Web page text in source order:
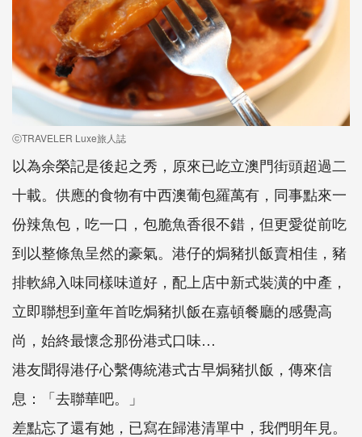
ⓒTRAVELER Luxe旅人誌
以為余榮記是後起之秀，原來已屹立澳門街頭超過二
十載。供應的食物有中西澳葡包羅萬有，同事點來一
份辣魚包，吃一口，包脆魚香很不錯，但更愛從前吃
到以整條魚呈然的豪氣。港仔的焗豬扒飯賣相佳，豬
排軟綿入味同樣味道好，配上店中新式裝潢的中產，
立即聯想到童年首吃焗豬扒飯在嘉頓餐廳的感覺高
尚，始終最懷念那份港式口味…
港友聞得港仔心繫傳統港式古早焗豬扒飯，傳來信
息：「去聯華吧。」
差點忘了還有她，已寫在歸港清單中，我們明年見。